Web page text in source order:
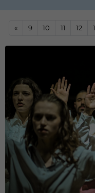
« 9 10 11 12